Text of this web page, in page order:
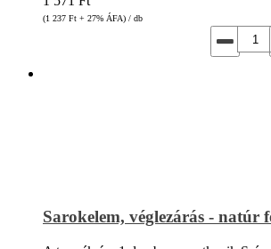
(1 237 Ft + 27% ÁFA) / db
Sarokelem, véglezárás - natúr